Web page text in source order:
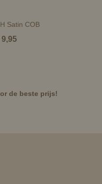
Satin COB
9,95
de beste prijs!